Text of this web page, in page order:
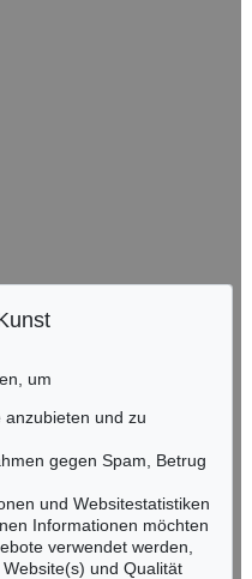
um
anzubieten und zu
gegen Spam, Betrug
und Websitestatistiken
Informationen möchten
verwendet werden,
und Qualität